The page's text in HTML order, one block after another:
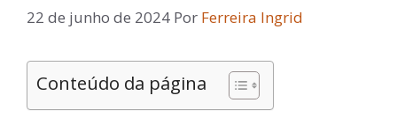
22 de junho de 2024 Por Ferreira Ingrid
Conteúdo da página